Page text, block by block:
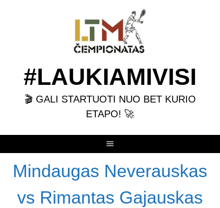
#LAUKIAMIVISI
🎬 GALI STARTUOTI NUO BET KURIO
ETAPO! 🚀
Mindaugas Neverauskas
vs Rimantas Gajauskas